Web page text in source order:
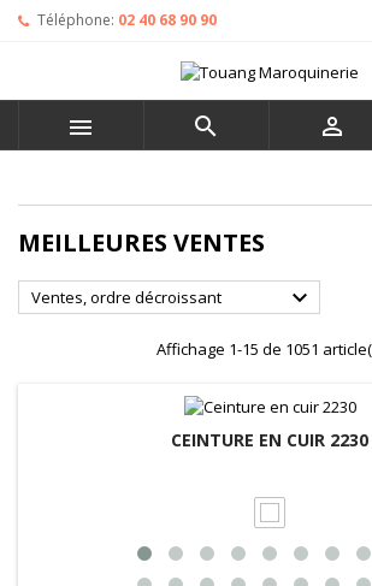
Téléphone: 02 40 68 90 90
  
MEILLEURES VENTES
Ventes, ordre décroissant 
Affichage 1-15 de 1051
CEINTURE EN CUIR 2230